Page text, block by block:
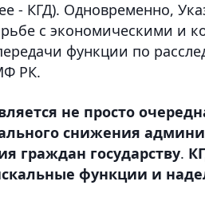
- КГД). Одновременно,
с экономическими и
функции по
РК.
не просто
снижения
граждан государству.
функции и